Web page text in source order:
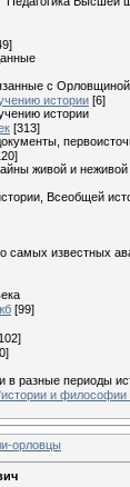
с Орловщиной
истории [6]
истории
[313]
живой и
Всеобщей
самых известных
[99]
в разные периоды
и философии
орловцы